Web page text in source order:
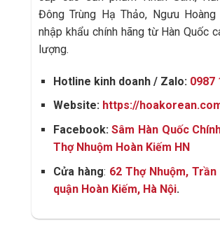
Đông Trùng Hạ Thảo, Ngưu Hoàng
nhập khẩu chính hãng từ Hàn Quốc
lượng.
Hotline kinh doanh / Zalo: 0987
Website: https://
Facebook:Sâm Hàn Quốc
Thợ Nhuộm Hoàn Kiếm HN
Cửa hàng: 62 Thợ Nhuộm,
quận Hoàn Kiếm, Hà Nội.